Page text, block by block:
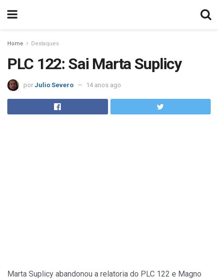
Home Destaques
PLC 122: Sai Marta Suplicy
por Julio Severo 14 anos ago
Marta Suplicy abandonou a relatoria do PLC 122 e Magno